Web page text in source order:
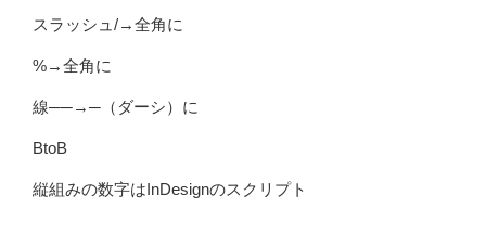
スラッシュ/→全角に
%→全角に
線──→─（ダーシ）に
BtoB
縦組みの数字はInDesignのスクリプト